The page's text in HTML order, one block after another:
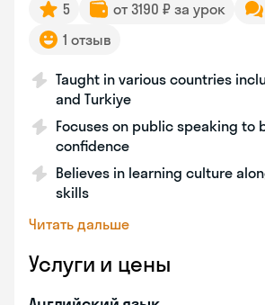
5 от 3190 ₽ за урок
1 отзыв
Taught in various countries
and Turkiye
Focuses on public speaking to
confidence
Believes in learning culture
skills
Читать дальше
Услуги и цены